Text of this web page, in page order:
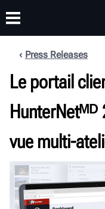
PRODUITS
Press Releases
Le portail
HunterNetᴹᴰ
vue multi-